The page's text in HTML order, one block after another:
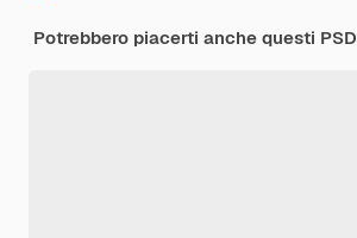
Potrebbero piacerti anche questi PSD